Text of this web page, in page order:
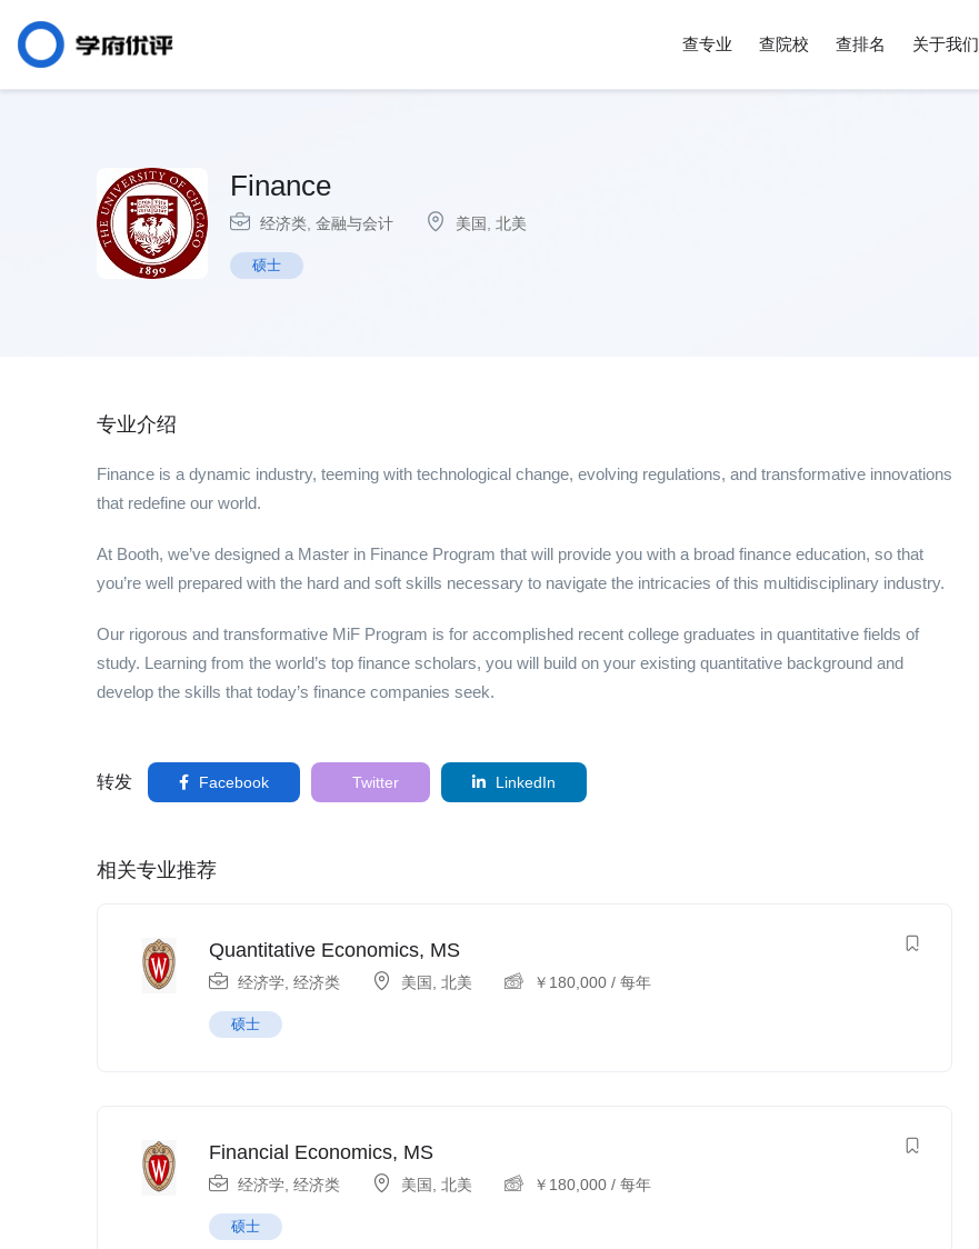
查专业 查院校 查排名 关于我们
Finance
经济类 金融与会计 美国 北美
硕士
专业介绍
Finance is a dynamic industry, teeming with technological change, evolving regulations, and transformative innovations
that redefine our world.
At Booth, we’ve designed a Master in Finance Program that will provide you with a broad finance education, so that
you’re well prepared with the hard and soft skills necessary to navigate the intricacies of this multidisciplinary industry.
Our rigorous and transformative MiF Program is for accomplished recent college graduates in quantitative fields of
study. Learning from the world’s top finance scholars, you will build on your existing quantitative background and
develop the skills that today’s finance companies seek.
转发 Facebook Twitter LinkedIn
相关专业推荐
Quantitative Economics, MS
经济学 经济类 美国 北美 ￥ 180,000 / 每年
硕士
Financial Economics, MS
经济学 经济类 美国 北美 ￥ 180,000 / 每年
硕士